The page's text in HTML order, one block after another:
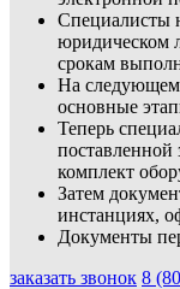
Специалисты
юридическом
срокам
На следующем
основные
Теперь
поставленной
комплект
Затем
инстанциях,
Документы
заказать звонок 8